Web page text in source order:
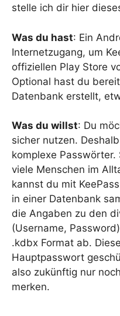
stelle ich dir hier
Was du hast: Ein
Internetzugang, um
offiziellen Play Store
Optional hast du
Datenbank erstellt,
Was du willst: Du
sicher nutzen.
komplexe
viele Menschen im
kannst du mit
in einer Datenbank
die Angaben zu den
(Username,
.kdbx Format ab.
Hauptpasswort
also zukünftig nur
merken.